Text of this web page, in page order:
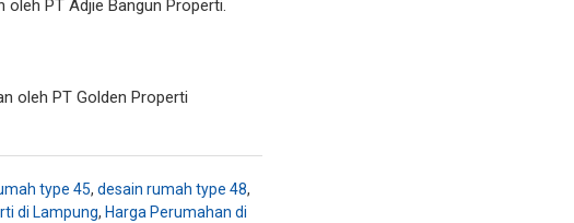
PT Adjie Bangun Properti.
oleh PT Golden Properti
type 45, desain rumah type 48,
di Lampung, Harga Perumahan di